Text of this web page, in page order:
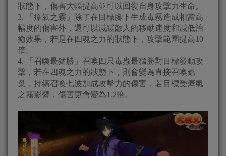
狀態下，傷害大幅提高並可以回復自身攻擊力生命。
3. 「瘴氣之霧」除了在目標腳下生成毒霧造成相當高
幅度的傷害外，還可以減緩敵人的移動速度和減低治
癒效果，若是在四魂之力的狀態下，攻擊範圍提高10
倍。
4. 「召喚最猛勝」召喚四只毒蟲最猛勝對目標發動攻
擊，若在四魂之力的狀態下，則會變為直接召喚蟲
巢，持續召喚七波加成攻擊力的傷害，若目標受瘴氣
之霧影響，傷害更會變為1.2倍。